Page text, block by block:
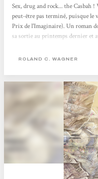
Sex, drug and rock... the Casbah
peut-être pas terminé, puisque le
Prix de l'Imaginaire). Un roman
sa sortie au printemps dernier et
Roland C. Wagner (en grand
intense, complexe mais
ROLAND C. WAGNER